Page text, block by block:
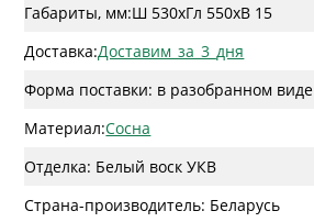
Габариты, мм:Ш 530xГл 550xВ 15
Доставка:Доставим_за_3_дня
Форма поставки: в разобранном виде
Материал:Сосна
Отделка: Белый воск УКВ
Страна-производитель: Беларусь